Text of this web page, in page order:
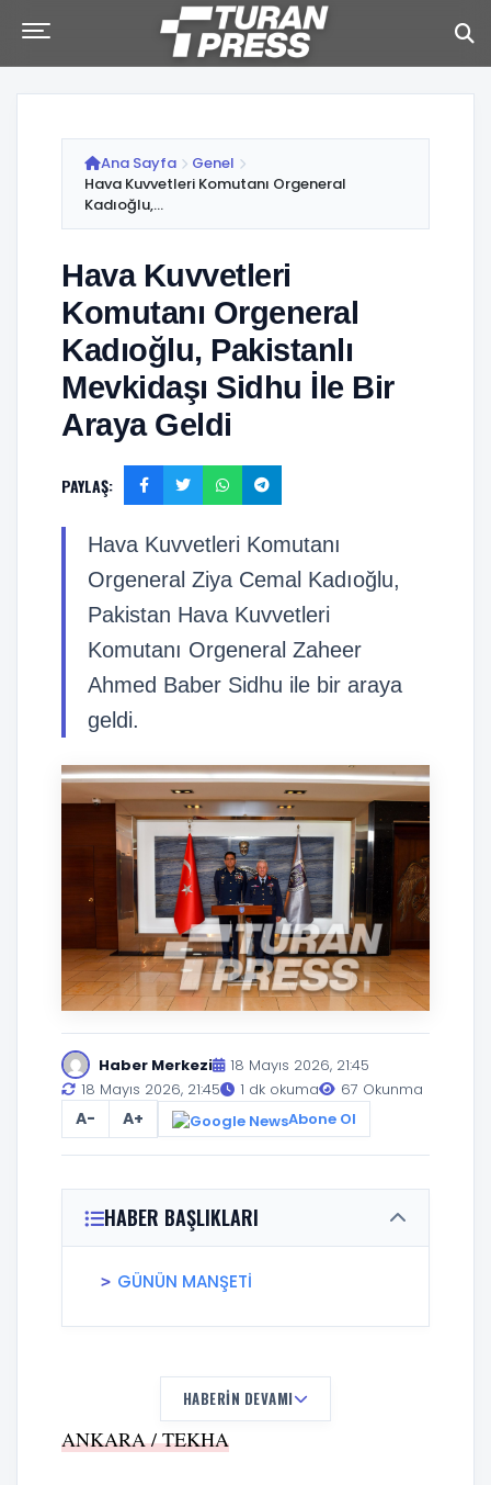
Ana Sayfa
Genel
Hava Kuvvetleri Komutanı Orgeneral
Kadıoğlu,...
Hava Kuvvetleri
Komutanı Orgeneral
Kadıoğlu, Pakistanlı
Mevkidaşı Sidhu İle Bir
Araya Geldi
PAYLAŞ:
Hava Kuvvetleri Komutanı
Orgeneral Ziya Cemal Kadıoğlu,
Pakistan Hava Kuvvetleri
Komutanı Orgeneral Zaheer
Ahmed Baber Sidhu ile bir araya
geldi.
Haber Merkezi
18 Mayıs 2026, 21:45
18 Mayıs 2026, 21:45
1 dk okuma 67 Okunma
A- A+ Abone Ol
HABER BAŞLIKLARI
GÜNÜN MANŞETİ
HABERIN DEVAMI
ANKARA / TEKHA